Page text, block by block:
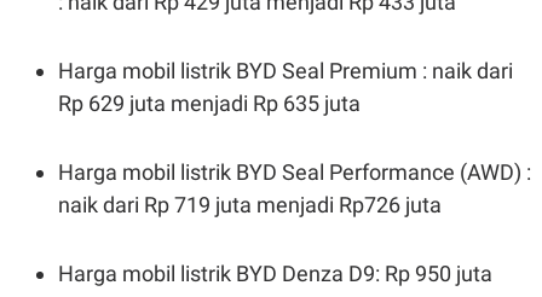
Harga mobil listrik BYD Seal Premium : naik dari
Rp 629 juta menjadi Rp 635 juta
Harga mobil listrik BYD Seal Performance (AWD) :
naik dari Rp 719 juta menjadi Rp726 juta
Harga mobil listrik BYD Denza D9: Rp 950 juta